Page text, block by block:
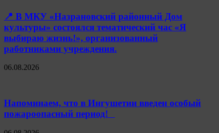
📍 В МКУ «Назрановский районный Дом
культуры» состоялся тематический час «Я
выбираю жизнь!», организованный
работниками учреждения.
06.08.2026
Напоминаем, что в Ингушетии введен особый
пожароопасный период!⁣⁣⠀